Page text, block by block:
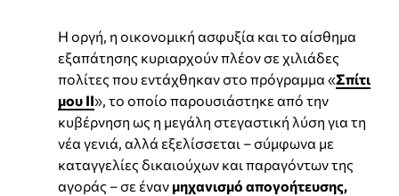
Η οργή, η οικονομική ασφυξία και το αίσθημα
εξαπάτησης κυριαρχούν πλέον σε χιλιάδες
πολίτες που εντάχθηκαν στο πρόγραμμα «Σπίτι
μου ΙΙ», το οποίο παρουσιάστηκε από την
κυβέρνηση ως η μεγάλη στεγαστική λύση για τη
νέα γενιά, αλλά εξελίσσεται – σύμφωνα με
καταγγελίες δικαιούχων και παραγόντων της
αγοράς – σε έναν μηχανισμό απογοήτευσης,